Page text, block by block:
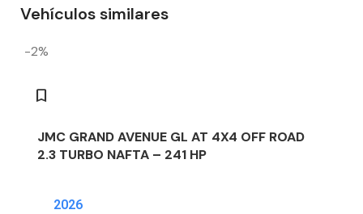
Vehículos similares
-2%
JMC GRAND AVENUE GL AT 4X4 OFF ROAD
2.3 TURBO NAFTA – 241 HP
2026